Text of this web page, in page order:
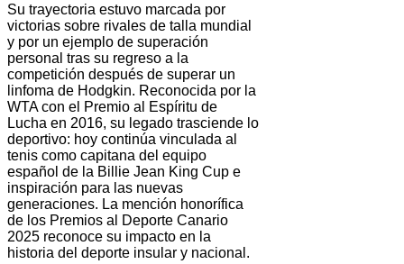
Su trayectoria estuvo marcada por
victorias sobre rivales de talla mundial
y por un ejemplo de superación
personal tras su regreso a la
competición después de superar un
linfoma de Hodgkin. Reconocida por la
WTA con el Premio al Espíritu de
Lucha en 2016, su legado trasciende lo
deportivo: hoy continúa vinculada al
tenis como capitana del equipo
español de la Billie Jean King Cup e
inspiración para las nuevas
generaciones. La mención honorífica
de los Premios al Deporte Canario
2025 reconoce su impacto en la
historia del deporte insular y nacional.